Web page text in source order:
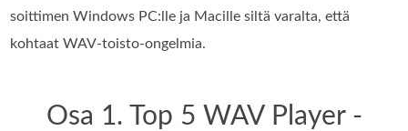
soittimen Windows PC:lle ja Macille siltä varalta, että
kohtaat WAV-toisto-ongelmia.
Osa 1. Top 5 WAV Player -